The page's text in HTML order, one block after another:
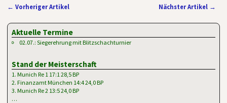
← Vorheriger Artikel Nächster Artikel →
Aktuelle Termine
02.07.: Siegerehrung mit Blitzschachturnier
Stand der Meisterschaft
1. Munich Re 1 17:1 28,5 BP
2. Finanzamt München 14:4 24,0 BP
3. Munich Re 2 13:5 24,0 BP
…